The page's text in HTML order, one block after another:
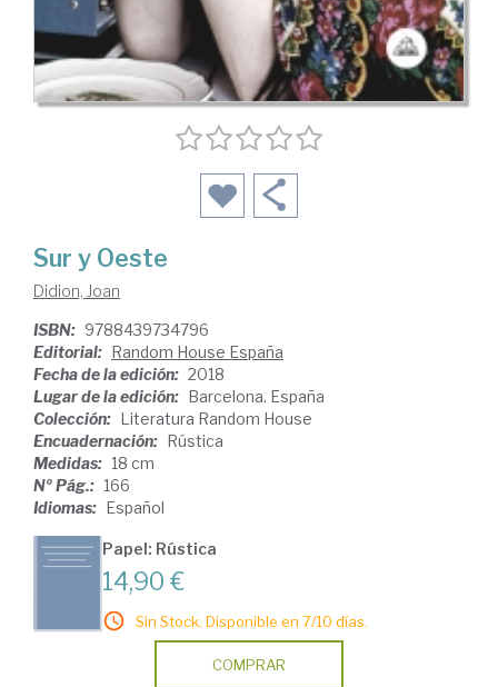
Sur y Oeste
Didion, Joan
ISBN: 9788439734796
Editorial: Random House España
Fecha de la edición: 2018
Lugar de la edición: Barcelona. España
Colección: Literatura Random House
Encuadernación: Rústica
Medidas: 18 cm
Nº Pág.: 166
Idiomas: Español
Papel: Rústica
14,90 €
Sin Stock. Disponible en 7/10 días.
COMPRAR